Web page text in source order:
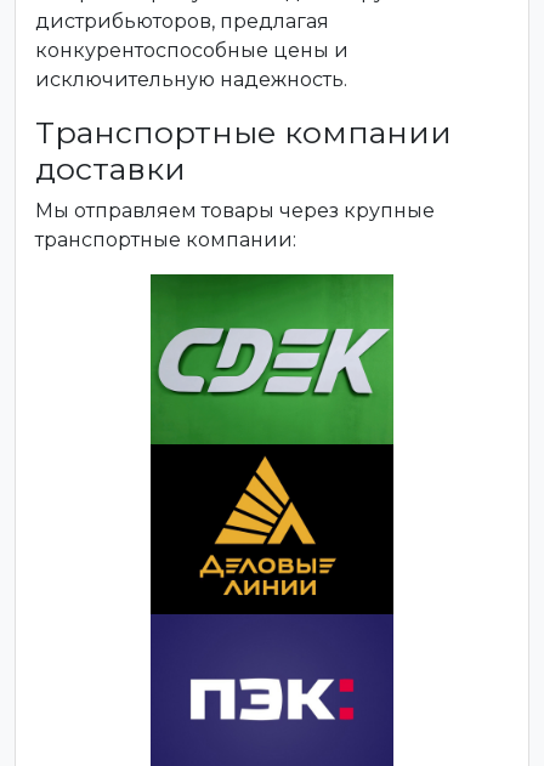
дистрибьюторов, предлагая
конкурентоспособные цены и
исключительную надежность.
Транспортные компании
доставки
Мы отправляем товары через крупные
транспортные компании: